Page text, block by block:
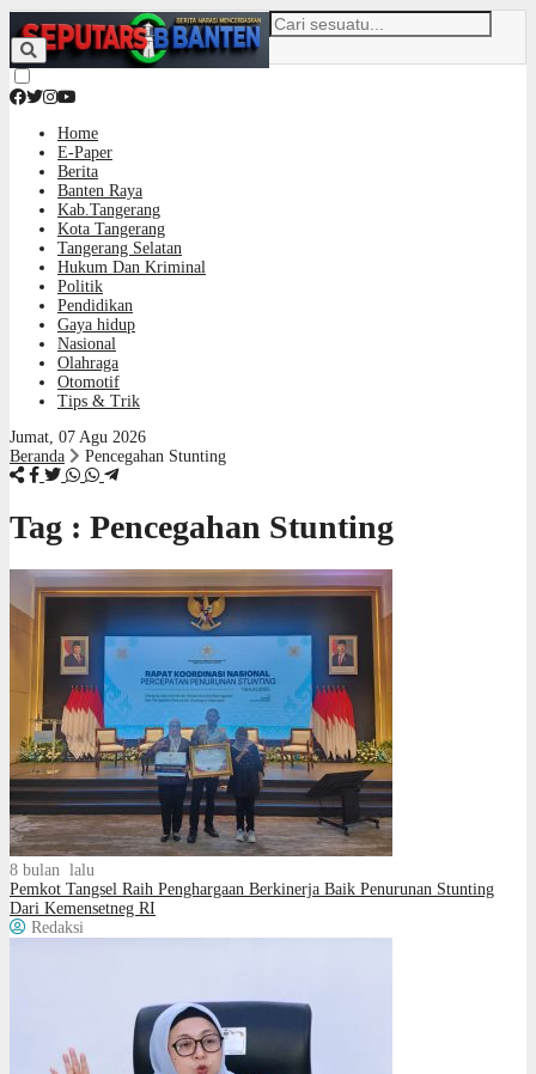
Home
E-Paper
Berita
Banten Raya
Kab.Tangerang
Kota Tangerang
Tangerang Selatan
Hukum Dan Kriminal
Politik
Pendidikan
Gaya hidup
Nasional
Olahraga
Otomotif
Tips & Trik
Jumat, 07 Agu 2026
Beranda
Pencegahan Stunting
Tag : Pencegahan Stunting
8 bulan lalu
Pemkot ​Tangsel Raih Penghargaan Berkinerja Baik Penurunan Stunting
Dari Kemensetneg RI
Redaksi